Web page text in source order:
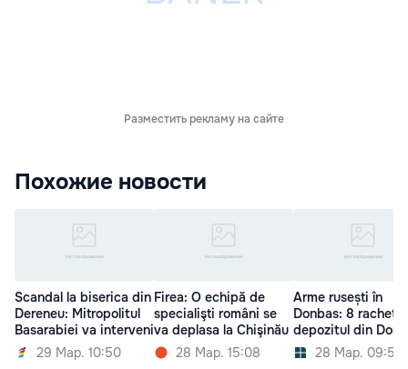
Разместить рекламу на сайте
Похожие новости
Scandal la biserica din
Dereneu: Mitropolitul
Basarabiei va interveni
29 Мар. 10:50
Firea: O echipă de
specialişti români se
va deplasa la Chişinău
28 Мар. 15:08
Arme rusești în
Donbas: 8
depozitul din
28 Мар. 09:59